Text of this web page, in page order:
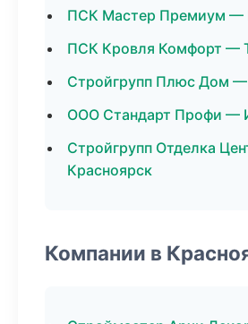
ПСК Мастер Премиум —
ПСК Кровля Комфорт —
Стройгрупп Плюс Дом
ООО Стандарт Профи —
Стройгрупп Отделка
Красноярск
Компании в